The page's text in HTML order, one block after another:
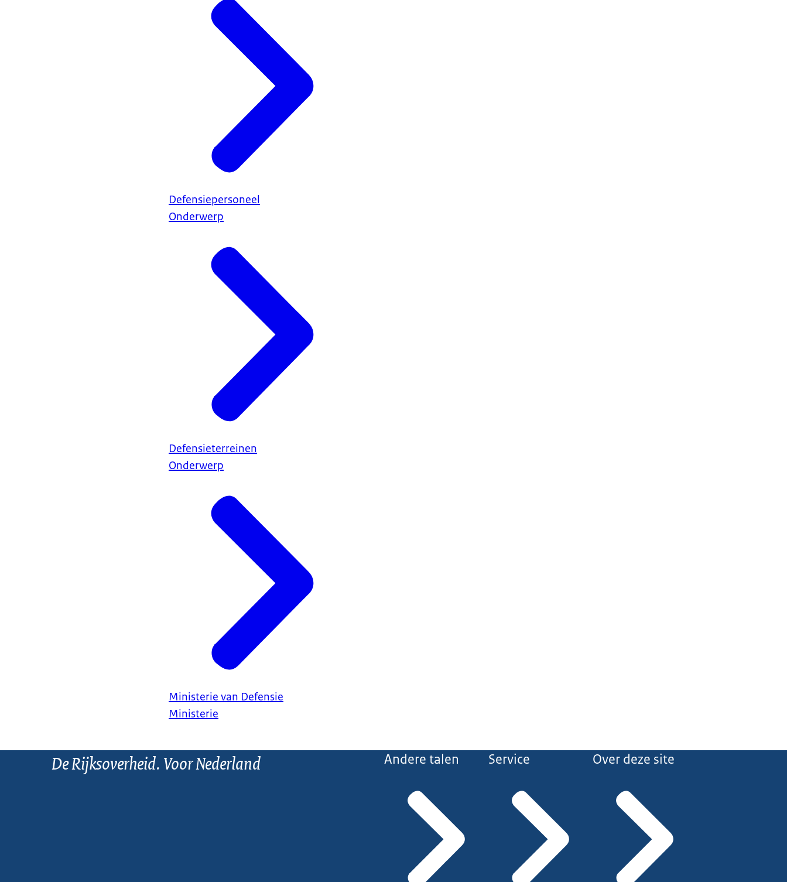
Defensiepersoneel
Onderwerp
Defensieterreinen
Onderwerp
Ministerie van Defensie
Ministerie
De Rijksoverheid. Voor Nederland Andere talen Service Over deze site